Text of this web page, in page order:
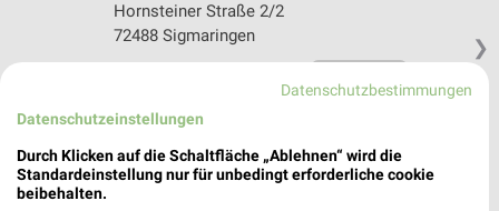
❯
Hornsteiner Straße 2/2
72488 Sigmaringen
574,71 km
Matratzen Concord Friedrichshafen
Datenschutzbestimmungen
Datenschutzeinstellungen
Durch Klicken auf die Schaltfläche „Ablehnen“ wird die
Standardeinstellung nur für unbedingt erforderliche cookie
beibehalten.